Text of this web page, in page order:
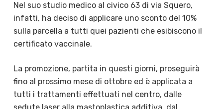
Nel suo studio medico al civico 63 di via Squero,
infatti, ha deciso di applicare uno sconto del 10%
sulla parcella a tutti quei pazienti che esibiscono il
certificato vaccinale.
La promozione, partita in questi giorni, proseguirà
fino al prossimo mese di ottobre ed è applicata a
tutti i trattamenti effettuati nel centro, dalle